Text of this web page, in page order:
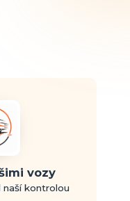
vozy
kontrolou